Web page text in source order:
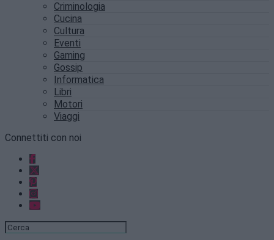
Criminologia
Cucina
Cultura
Eventi
Gaming
Gossip
Informatica
Libri
Motori
Viaggi
Connettiti con noi